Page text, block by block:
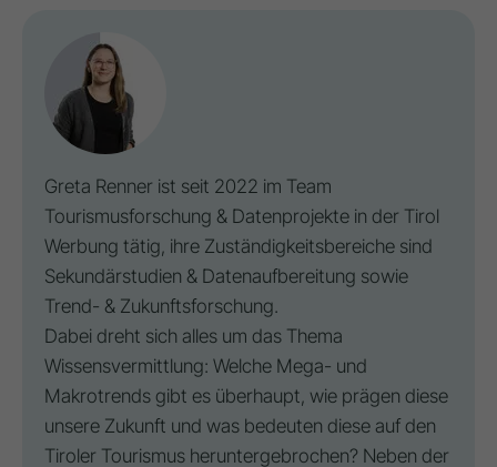
Greta Renner ist seit 2022 im Team
Tourismusforschung & Datenprojekte in der Tirol
Werbung tätig, ihre Zuständigkeitsbereiche sind
Sekundärstudien & Datenaufbereitung sowie
Trend- & Zukunftsforschung.
Dabei dreht sich alles um das Thema
Wissensvermittlung: Welche Mega- und
Makrotrends gibt es überhaupt, wie prägen diese
unsere Zukunft und was bedeuten diese auf den
Tiroler Tourismus heruntergebrochen? Neben der